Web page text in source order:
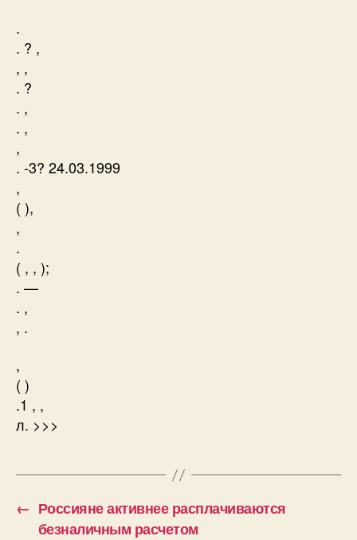
.
. ? ,
, ,
. ?
. ,
. ,
,
. -3? 24.03.1999
,
( ),
,
.
( , , );
. —
. ,
, .
,
( )
.1 , ,
л. >>>
← Россияне активнее расплачиваются
безналичным расчетом